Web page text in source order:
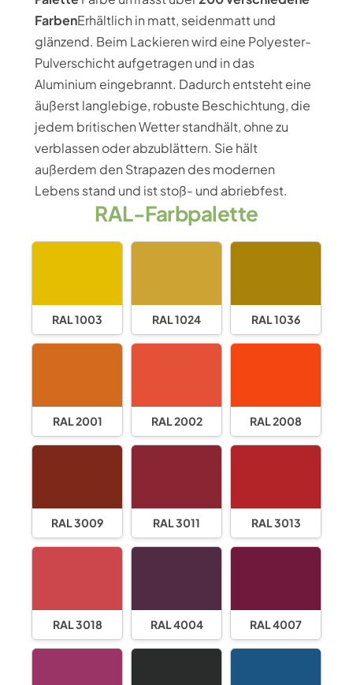
FarbenErhältlich in matt, seidenmatt und
glänzend. Beim Lackieren wird eine Polyester-
Pulverschicht aufgetragen und in das
Aluminium eingebrannt. Dadurch entsteht eine
äußerst langlebige, robuste Beschichtung, die
jedem britischen Wetter standhält, ohne zu
verblassen oder abzublättern. Sie hält
außerdem den Strapazen des modernen
Lebens stand und ist stoß- und abriebfest.
RAL-Farbpalette
RAL 1003 RAL 1024 RAL 1036
RAL 2001 RAL 2002 RAL 2008
RAL 3009 RAL 3011 RAL 3013
RAL 3018 RAL 4004 RAL 4007